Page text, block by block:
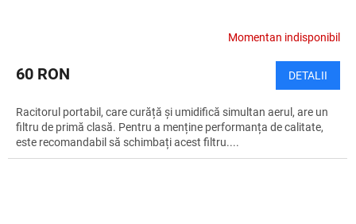
Momentan indisponibil
60 RON DETALII
Racitorul portabil, care curăță și umidifică simultan aerul, are un
filtru de primă clasă. Pentru a menține performanța de calitate,
este recomandabil să schimbați acest filtru....